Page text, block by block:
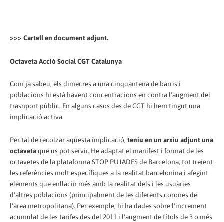
>>> Cartell en document adjunt.
Octaveta Acció Social CGT Catalunya
Com ja sabeu, els dimecres a una cinquantena de barris i
poblacions hi està havent concentracions en contra l'augment del
trasnport públic. En alguns casos des de CGT hi hem tingut una
implicació activa.
Per tal de recolzar aquesta implicació, teniu en un arxiu adjunt una
octavetaque us pot servir. He adaptat el manifest i format de les
octavetes de la plataforma STOP PUJADES de Barcelona, tot treient
les referències molt específiques a la realitat barcelonina i afegint
elements que enllacin més amb la realitat dels i les usuàries
d'altres poblacions (principalment de les diferents corones de
l'àrea metropolitana). Per exemple, hi ha dades sobre l'increment
acumulat de les tarifes des del 2011 i l'augment de títols de 3 o més